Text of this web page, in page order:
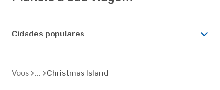
Cidades populares
Voos Christmas Island